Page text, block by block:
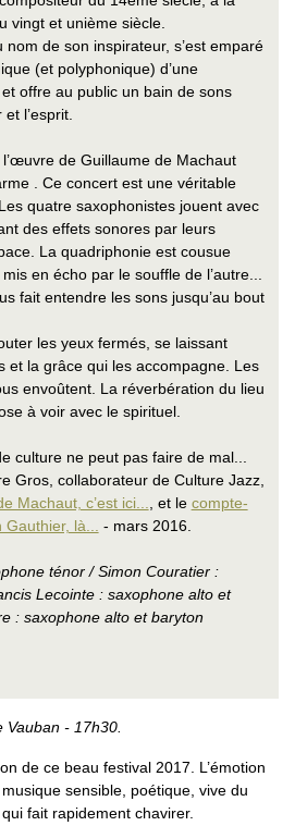
vingt et unième siècle.
de son inspirateur, s’est emparé
(et polyphonique) d’une
offre au public un bain de sons
l’esprit.
de Guillaume de Machaut
. Ce concert est une véritable
quatre saxophonistes jouent avec
des effets sonores par leurs
La quadriphonie est cousue
en écho par le souffle de l’autre...
fait entendre les sons jusqu’au bout
les yeux fermés, se laissant
et la grâce qui les accompagne. Les
envoûtent. La réverbération du lieu
à voir avec le spirituel.
culture ne peut pas faire de mal...
Gros, collaborateur de Culture Jazz,
Machaut, c’est ici...
, et le compte-
là...
- mars 2016.
ténor / Simon Couratier :
Lecointe : saxophone alto et
: saxophone alto et baryton
- 17h30.
de ce beau festival 2017. L’émotion
sensible, poétique, vive du
qui fait rapidement chavirer.